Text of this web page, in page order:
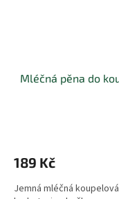
Mléčná pěna do
189 Kč
Jemná mléčná